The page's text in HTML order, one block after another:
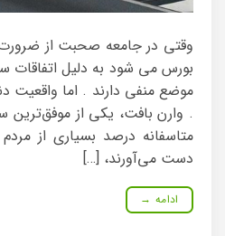
وقتی در جامعه صحبت از
بورس می شود به دلیل اتفاقات
موضع منفی دارند . اما واقعیت
. وارن بافت، یکی از موفق‌ترین
متاسفانه درصد بسیاری از
دست می‌آورند، […]
ادامه →